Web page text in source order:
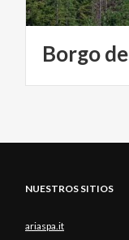
Borgode
NUESTROS SITIOS
ariaspa.it